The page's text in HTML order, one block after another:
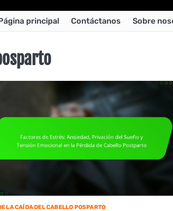
principal Contáctanos Sobre
LA CAÍDA DEL CABELLO POSPARTO